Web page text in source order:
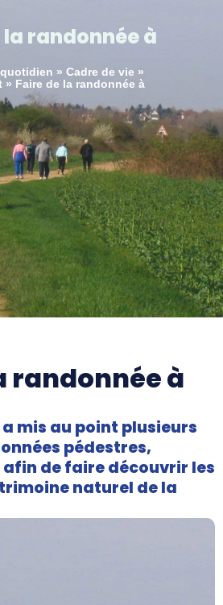
la randonnée à
» Cadre de vie »
» Faire de la randonnée à
randonnée à
mis au point plusieurs
pédestres,
afin de faire découvrir les
naturel de la